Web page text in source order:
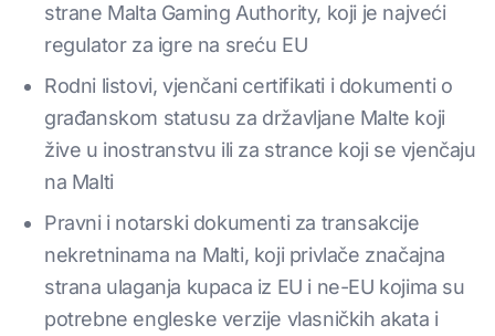
strane Malta Gaming Authority, koji je najveći
regulator za igre na sreću EU
Rodni listovi, vjenčani certifikati i dokumenti o
građanskom statusu za državljane Malte koji
žive u inostranstvu ili za strance koji se vjenčaju
na Malti
Pravni i notarski dokumenti za transakcije
nekretninama na Malti, koji privlače značajna
strana ulaganja kupaca iz EU i ne-EU kojima su
potrebne engleske verzije vlasničkih akata i